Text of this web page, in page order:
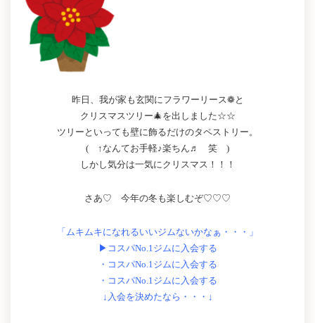
昨日、我が家も玄関にフラワーリース❁と
クリスマスツリー🎄を出しました☆☆
ツリーといっても壁に飾るだけのタペストリー。
( ↑なんてお手軽♪楽ちん♬ 笑 )
しかし気分は一気にクリスマス！！！
さあ♡ 今年の冬も楽しむぞ♡♡♡
「ムキムキになれるいいジムないかなぁ・・・」
▶コスパNo.1ジムに入会する
・コスパNo.1ジムに入会する
・コスパNo.1ジムに入会する
↓入会を決めたなら・・・↓